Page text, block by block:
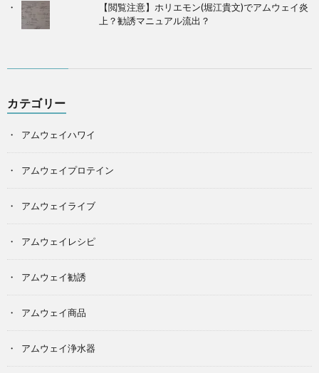
【閲覧注意】ホリエモン(堀江貴文)でアムウェイ炎
上？勧誘マニュアル流出？
カテゴリー
アムウェイハワイ
アムウェイプロテイン
アムウェイライブ
アムウェイレシピ
アムウェイ勧誘
アムウェイ商品
アムウェイ浄水器